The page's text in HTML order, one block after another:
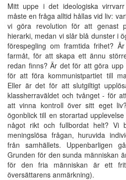
Mitt uppe i det ideologiska
måste en fråga alltid hållas vid liv:
vi göra revolution för att genast
hierarki, medan vi slår blå dunster i
förespegling om framtida frihet?
farmåt, för att skapa ett ännu
redan finns? Är det för att göra
för att föra kommunistpartiet till
Eller är det för att slutgiltigt
klassherraväldet och tvånget - för
att vinna kontroll över sitt eget
ögonblick till en storartad
något rikt och fullbordat helt? Vi
meningslösa frågan, huruvida
från samhällets. Uppenbarligen
Grunden för den sunda människan
för den fria människan är ett
översättarens anmärkning).